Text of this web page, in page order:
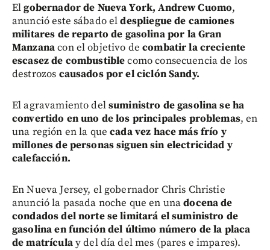
Elgobernador de Nueva York, Andrew Cuomo,
anunció este sábado eldespliegue de camiones
militares de reparto de gasolina por la Gran
Manzanacon el objetivo decombatir la creciente
escasez de combustiblecomo consecuencia de los
destrozos causados por el ciclón Sandy.
El agravamiento delsuministro de gasolina se ha
convertido en uno de los principales problemas, en
una región en la quecada vez hace más frío y
millones de personas siguen sin electricidad y
calefacción.
En Nueva Jersey, el gobernador Chris Christie
anunció la pasada noche que en unadocena de
condados del norte se limitará el suministro de
gasolina en función del último número de la placa
de matrículay del día del mes (pares e impares).